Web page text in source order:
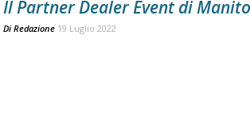
Il Partner Dealer Event di
Di Redazione 19 Luglio 2022